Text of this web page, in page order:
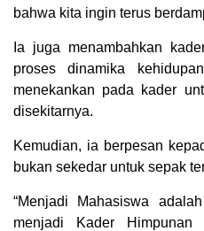
bahwa kita ingin terus
Ia juga menambahkan
proses dinamika
menekankan pada kader
disekitarnya.
Kemudian, ia berpesan
bukan sekedar untuk sepak
“Menjadi Mahasiswa
menjadi Kader Himpunan